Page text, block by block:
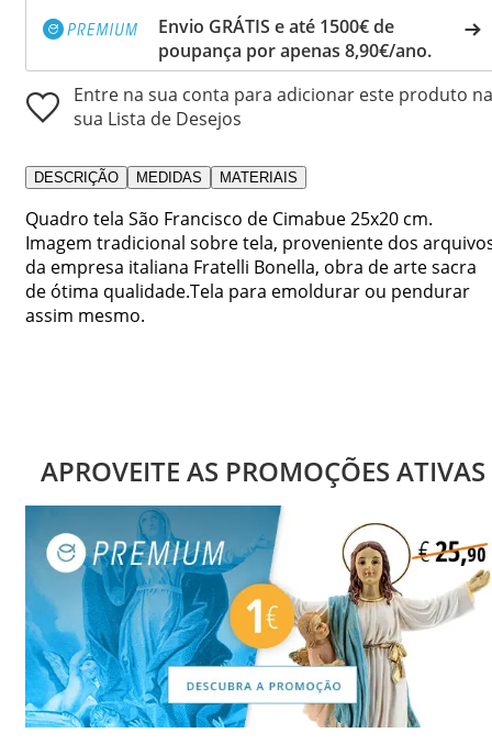
Envio GRÁTIS e até 1500€ de
poupança por apenas 8,90€/ano.
Entre na sua conta para adicionar este produto na
sua Lista de Desejos
DESCRIÇÃO MEDIDAS MATERIAIS
Quadro tela São Francisco de Cimabue 25x20 cm.
Imagem tradicional sobre tela, proveniente dos
da empresa italiana Fratelli Bonella, obra de arte sacra
de ótima qualidade.Tela para emoldurar ou pendurar
assim mesmo.
APROVEITE AS PROMOÇÕES ATIVAS